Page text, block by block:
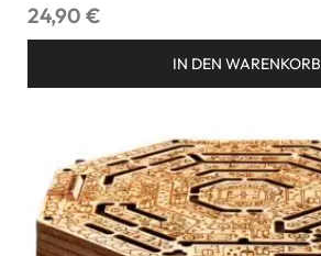
24,90 €
IN DEN WARENKORB